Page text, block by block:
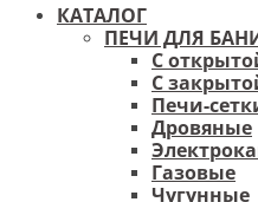
КАТАЛОГ
ПЕЧИ ДЛЯ
С
С
Печи-
Дровяные
Газовые
Чугунные